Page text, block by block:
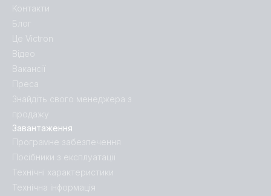
Завантаження
Програмне забезпечення
Посібники з експлуатації
Технічні характеристики
Технічна інформація
Контакти
Блог
Це Victron
Відео
Вакансії
Преса
Знайдіть свого менеджера з
продажу